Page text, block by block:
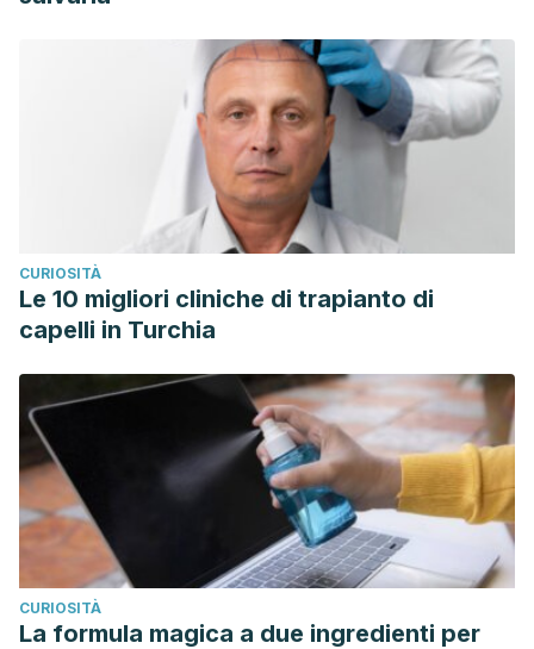
CURIOSITÀ
Le 10 migliori cliniche di trapianto di
capelli in Turchia
CURIOSITÀ
La formula magica a due ingredienti per